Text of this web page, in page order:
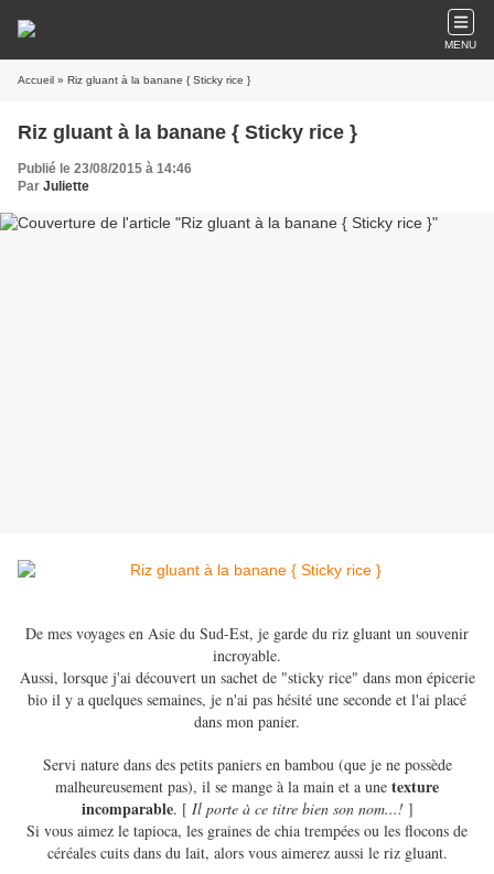
MENU
Accueil » Riz gluant à la banane { Sticky rice }
Riz gluant à la banane { Sticky rice }
Publié le 23/08/2015 à 14:46
Par Juliette
De mes voyages en Asie du Sud-Est, je garde du riz gluant un souvenir
incroyable.
Aussi, lorsque j'ai découvert un sachet de "sticky rice" dans mon épicerie
bio il y a quelques semaines, je n'ai pas hésité une seconde et l'ai placé
dans mon panier.
Servi nature dans des petits paniers en bambou (que je ne possède
malheureusement pas), il se mange à la main et a une texture
incomparable. [ Il porte à ce titre bien son nom...!]
Si vous aimez le tapioca, les graines de chia trempées ou les flocons de
céréales cuits dans du lait, alors vous aimerez aussi le riz gluant.